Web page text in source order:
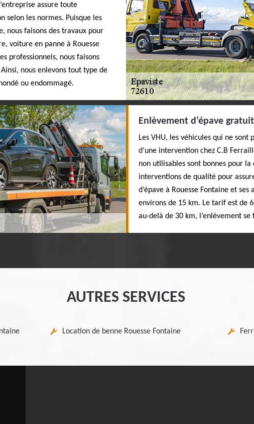
assure toute
selon les normes. Puisque les
nous faisons des travaux pour
voiture en panne à Rouesse
professionnels, nous faisons
nous enlevons tout type de
ou endommagé.
Enlèvement d’épave
Les VHU, les véhicules qui ne
d’une intervention chez C.B
non utilisables sont bonnes pour la
interventions de qualité pour
d’épave à Rouesse Fontaine et
environs de 15 km. Le tarif est de
au-delà de 30 km, l’enlèvement se
AUTRES SERVICES
Location de benne Rouesse Fontaine